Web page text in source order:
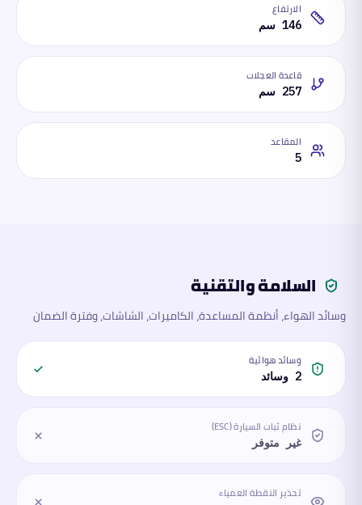
الارتفاع
146 سم
قاعدة العجلات
257 سم
المقاعد
5
السلامة والتقنية
وسائد الهواء، أنظمة المساعدة، الكاميرات، الشاشات، وفترة الضمان
وسائد هوائية
2 وسائد
نظام ثبات السيارة (ESC)
غير متوفر
تحذير النقطة العمياء